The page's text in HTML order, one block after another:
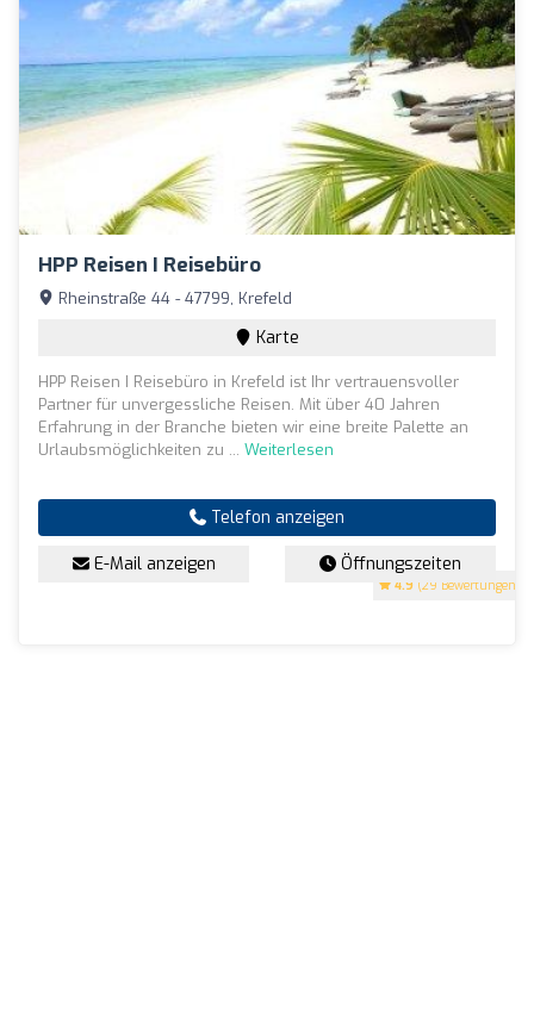
HPP Reisen I Reisebüro
4.9 (29 Bewertungen)
Rheinstraße 44 - 47799, Krefeld
Karte
HPP Reisen I Reisebüro in Krefeld ist Ihr vertrauensvoller
Partner für unvergessliche Reisen. Mit über 40 Jahren
Erfahrung in der Branche bieten wir eine breite Palette an
Urlaubsmöglichkeiten zu ... Weiterlesen
Telefon anzeigen
E-Mail anzeigen Öffnungszeiten